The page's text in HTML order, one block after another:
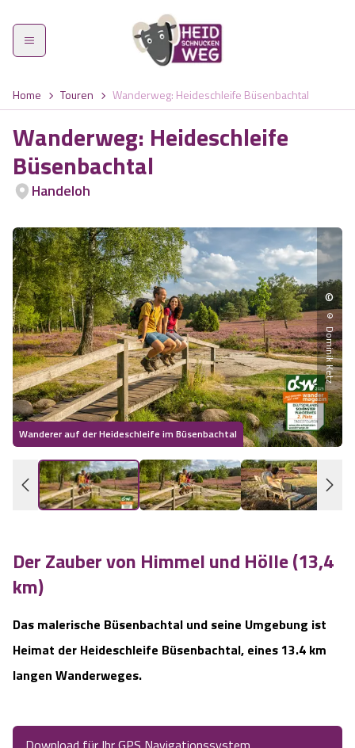
Heidschnuckenweg
Was zeichnet den Weg aus?
Highlights
Wandern im Frühling
Wandern im Sommer
Wandern im Herbst
Wandern im Winter
Heideschleifen
Rundwanderwege am Heidschnuckenweg
Gastgeber
Service
Home Touren Wanderweg: Heideschleife Büsenbachtal
Wanderweg: Heideschleife
Büsenbachtal
Handeloh
Wanderer auf der Heideschleife im Büsenbachtal
©
© Dominik Ketz
Der Zauber von Himmel und Hölle (13,4
km)
Das malerische Büsenbachtal und seine Umgebung ist
Heimat der Heideschleife Büsenbachtal, eines 13.4 km
langen Wanderweges.